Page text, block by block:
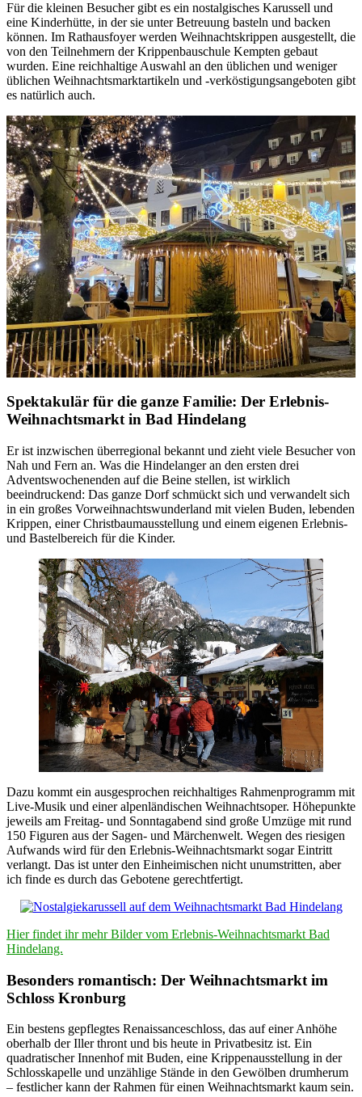
Für die kleinen Besucher gibt es ein nostalgisches Karussell und
eine Kinderhütte, in der sie unter Betreuung basteln und backen
können. Im Rathausfoyer werden Weihnachtskrippen ausgestellt, die
von den Teilnehmern der Krippenbauschule Kempten gebaut
wurden. Eine reichhaltige Auswahl an den üblichen und weniger
üblichen Weihnachtsmarktartikeln und -verköstigungsangeboten gibt
es natürlich auch.
Spektakulär für die ganze Familie: Der Erlebnis-
Weihnachtsmarkt in Bad Hindelang
Er ist inzwischen überregional bekannt und zieht viele Besucher von
Nah und Fern an. Was die Hindelanger an den ersten drei
Adventswochenenden auf die Beine stellen, ist wirklich
beeindruckend: Das ganze Dorf schmückt sich und verwandelt sich
in ein großes Vorweihnachtswunderland mit vielen Buden, lebenden
Krippen, einer Christbaumausstellung und einem eigenen Erlebnis-
und Bastelbereich für die Kinder.
Dazu kommt ein ausgesprochen reichhaltiges Rahmenprogramm mit
Live-Musik und einer alpenländischen Weihnachtsoper. Höhepunkte
jeweils am Freitag- und Sonntagabend sind große Umzüge mit rund
150 Figuren aus der Sagen- und Märchenwelt. Wegen des riesigen
Aufwands wird für den Erlebnis-Weihnachtsmarkt sogar Eintritt
verlangt. Das ist unter den Einheimischen nicht unumstritten, aber
ich finde es durch das Gebotene gerechtfertigt.
Hier findet ihr mehr Bilder vom Erlebnis-Weihnachtsmarkt Bad
Hindelang.
Besonders romantisch: Der Weihnachtsmarkt im
Schloss Kronburg
Ein bestens gepflegtes Renaissanceschloss, das auf einer Anhöhe
oberhalb der Iller thront und bis heute in Privatbesitz ist. Ein
quadratischer Innenhof mit Buden, eine Krippenausstellung in der
Schlosskapelle und unzählige Stände in den Gewölben drumherum
– festlicher kann der Rahmen für einen Weihnachtsmarkt kaum sein.